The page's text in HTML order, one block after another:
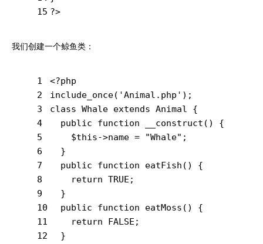
15 ?>
我们创建一个鲸鱼类：
1
2
3
4
5
6
7
8
9
10
11
12
<?php
include_once( 'Animal.php' );
class Whale extends Animal
{
public
function __construct ()
{
    $this->name =
"Whale" ;
  }
public
function eatFish ()
{
return TRUE ;
  }
public
function eatMoss ()
{
return
FALSE ;
  }